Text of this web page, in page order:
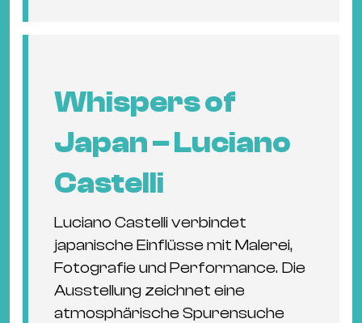
Whispers of
Japan – Luciano
Castelli
Luciano Castelli verbindet
japanische Einflüsse mit Malerei,
Fotografie und Performance. Die
Ausstellung zeichnet eine
atmosphärische Spurensuche